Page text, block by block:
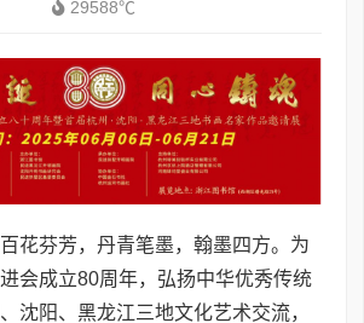
29588℃
花芬芳，丹青笔墨，翰墨四方。为
会成立80周年，弘扬中华优秀传统
沈阳、黑龙江三地文化艺术交流，